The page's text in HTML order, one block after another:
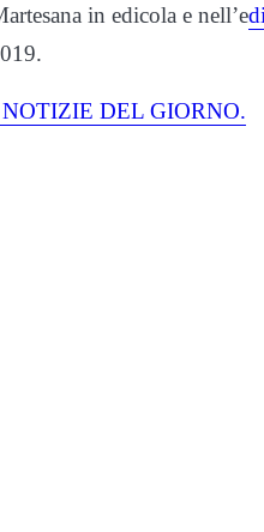
in edicola e nell’e
DEL GIORNO.